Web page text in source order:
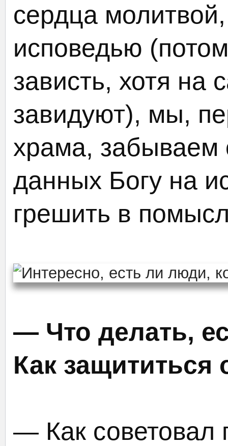
сердца
исповедью
зависть, хотя на
завидуют), мы,
храма,
данных Богу на
грешить в
— Что делать,
Как защититься
— Как советовал